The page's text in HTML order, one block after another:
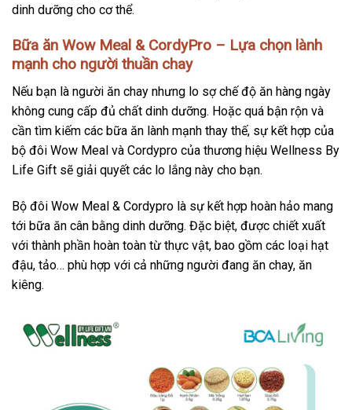
dinh dưỡng cho cơ thể.
Bữa ăn Wow Meal & CordyPro – Lựa chọn lành
mạnh cho người thuần chay
Nếu bạn là người ăn chay nhưng lo sợ chế độ ăn hàng ngày
không cung cấp đủ chất dinh dưỡng. Hoặc quá bận rộn và
cần tìm kiếm các bữa ăn lành mạnh thay thế, sự kết hợp của
bộ đôi Wow Meal và Cordypro của thương hiệu Wellness By
Life Gift sẽ giải quyết các lo lắng này cho bạn.
Bộ đôi Wow Meal & Cordypro là sự kết hợp hoàn hảo mang
tới bữa ăn cân bằng dinh dưỡng. Đặc biệt, được chiết xuất
với thành phần hoàn toàn từ thực vật, bao gồm các loại hạt
đậu, tảo… phù hợp với cả những người đang ăn chay, ăn
kiêng.